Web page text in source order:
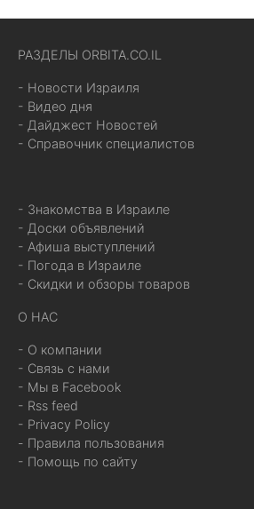
РАЗДЕЛЫ ORBITA.CO.IL
- Новости Израиля
- Видео дня
- Дайджест Новостей
- Справочник специалистов
- Знакомства в Израиле
- Доски объявлений
- Афиша выступлений
- Погода в Израиле
- Скидки и обзоры товаров
О НАС
- О компании
- Связь с нами
- Мы в Facebook
- Rss feed
- Privacy Policy
- Правила пользования
- Помощь по сайту